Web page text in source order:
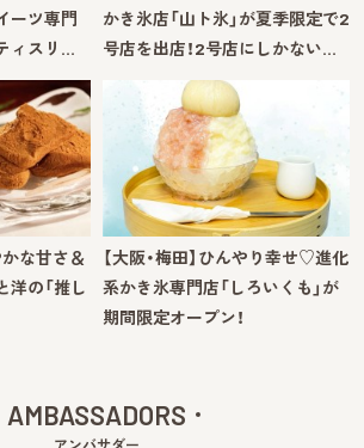
ーツ専門
ィスリ…
かき氷店「山ト氷」が夏季限定で2
号店を出店！2号店にしかない…
な甘さ＆
洋の「推し
【大阪・梅田】ひんやり幸せ♡進化
系かき氷専門店「しろいくも」が
期間限定オープン！
AMBASSADORS
アンバサダー